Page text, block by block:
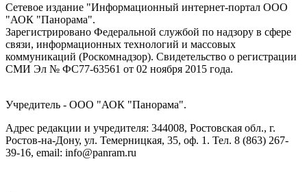
Сетевое издание "Информационный интернет-портал ООО
"АОК "Панорама".
Зарегистрировано Федеральной службой по надзору в сфере
связи, информационных технологий и массовых
коммуникаций (Роскомнадзор). Cвидетельство о регистрации
СМИ Эл № ФС77-63561 от 02 ноября 2015 года.
Учредитель - ООО "АОК "Панорама".
Адрес редакции и учредителя: 344008, Ростовская обл., г.
Ростов-на-Дону, ул. Темерницкая, 35, оф. 1. Тел. 8 (863) 267-
39-16, email: info@panram.ru